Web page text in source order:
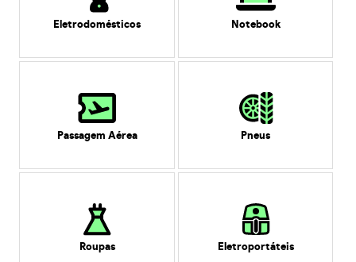
Eletrodomésticos Notebook
Passagem Aérea Pneus
Roupas Eletroportáteis